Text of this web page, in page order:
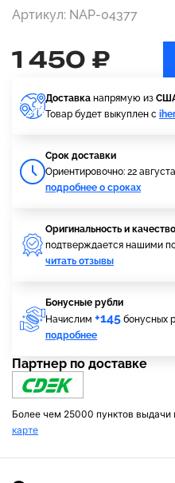
Артикул: NAP-04377
1 450 ₽
Доставка напрямую из
Товар будет выкуплен с
Cрок доставки
Ориентировочно: 22 августа
подробнее о сроках
Оригинальность и качество
подтверждается нашими
читать отзывы
Бонусные рубли
Начислим +145 бонусных
подробнее
Партнер по доставке
Более чем 25000 пунктов выдачи
карте